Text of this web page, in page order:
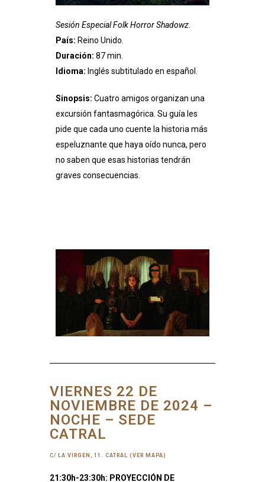
Sesión Especial Folk Horror Shadowz.
País: Reino Unido.
Duración: 87 min.
Idioma: Inglés subtitulado en español.
Sinopsis: Cuatro amigos organizan una
excursión fantasmagórica. Su guía les
pide que cada uno cuente la historia más
espeluznante que haya oído nunca, pero
no saben que esas historias tendrán
graves consecuencias.
VIERNES 22 DE
NOVIEMBRE DE 2024 –
NOCHE – SEDE
CATRAL
C/ LA VIRGEN, 11. CATRAL (VER MAPA)
21:30h-23:30h: PROYECCIÓN DE